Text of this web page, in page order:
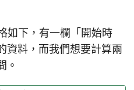
如下，有一欄「開始時
資料，而我們想要計算兩
。